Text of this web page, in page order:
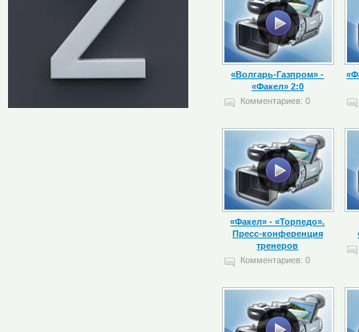
«Волгарь-Газпром» -
«Факел» 2:0
Комментариев: 0
«Факел» - «Торпедо».
Пресс-конференция
тренеров
Комментариев: 0